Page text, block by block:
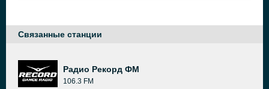
Связанные станции
Радио Рекорд ФМ
106.3 FM